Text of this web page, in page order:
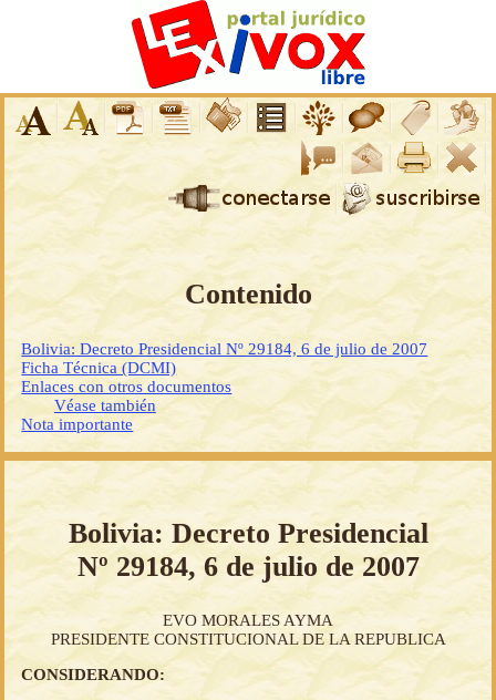
Contenido
Bolivia: Decreto Presidencial Nº 29184, 6 de julio de 2007
Ficha Técnica (DCMI)
Enlaces con otros documentos
Véase también
Nota importante
Bolivia: Decreto Presidencial
Nº 29184, 6 de julio de 2007
EVO MORALES AYMA
PRESIDENTE CONSTITUCIONAL DE LA REPUBLICA
CONSIDERANDO: